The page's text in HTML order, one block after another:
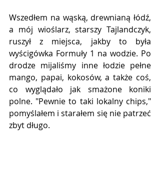
Wszedłem na wąską, drewnianą łódź,
a mój wioślarz, starszy Tajlandczyk,
ruszył z miejsca, jakby to była
wyścigówka Formuły 1 na wodzie. Po
drodze mijaliśmy inne łodzie pełne
mango, papai, kokosów, a także coś,
co wyglądało jak smażone koniki
polne. "Pewnie to taki lokalny chips,"
pomyślałem i starałem się nie patrzeć
zbyt długo.